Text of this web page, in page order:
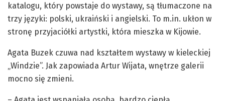
katalogu, który powstaje do wystawy, są tłumaczone na
trzy języki: polski, ukraiński i angielski. To m.in. ukłon w
stronę przyjaciółki artystki, która mieszka w Kijowie.
Agata Buzek czuwa nad kształtem wystawy w kieleckiej
„Windzie”. Jak zapowiada Artur Wijata, wnętrze galerii
mocno się zmieni.